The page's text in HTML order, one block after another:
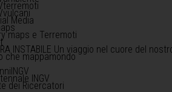
Media
maps e Terremoti
INSTABILE Un viaggio nel cuore del
che mappamondo
INGV
dei Ricercatori